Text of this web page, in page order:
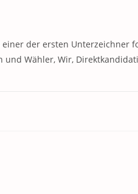
der ersten Unterzeichner
Wähler, Wir,